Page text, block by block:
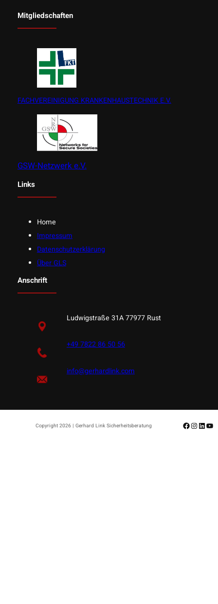
Mitgliedschaften
FACHVEREINIGUNG KRANKENHAUSTECHNIK E.V.
GSW-Netzwerk e.V.
Links
Home
Impressum
Datenschutzerklärung
Über GLS
Anschrift
Ludwigstraße 31A 77977 Rust
+49 7822 86 50 56
info@gerhardlink.com
Copyright 2026 | Gerhard Link Sicherheitsberatung Facebook